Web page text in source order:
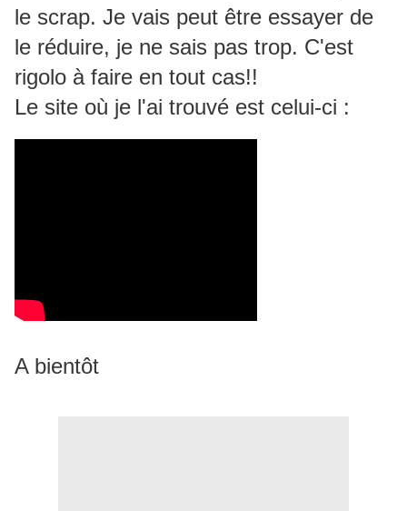
le scrap. Je vais peut être essayer de
le réduire, je ne sais pas trop. C'est
rigolo à faire en tout cas!!
Le site où je l'ai trouvé est celui-ci :
A bientôt